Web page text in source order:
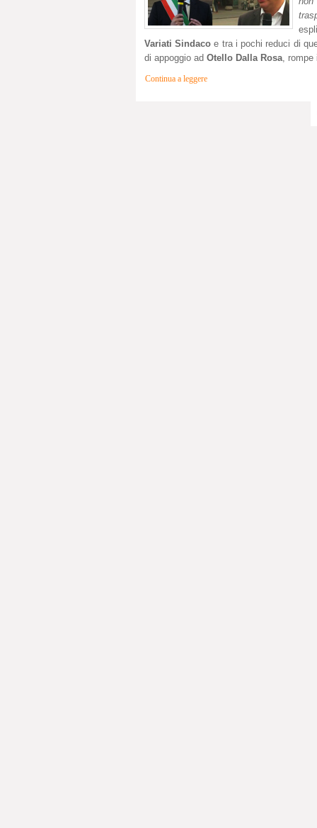
Variati Sindaco e tra i pochi reduci di
di appoggio ad Otello Dalla Rosa, rompe
Continua a leggere